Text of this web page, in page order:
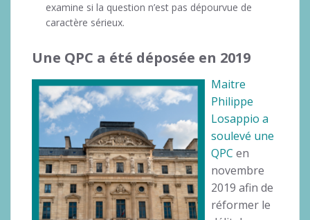
examine si la question n’est pas dépourvue de
caractère sérieux.
Une QPC a été déposée en 2019
Maitre
Philippe
Losappio a
soulevé une
QPC en
novembre
2019 afin de
réformer le